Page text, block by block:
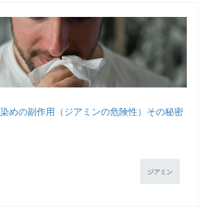
めの副作用（ジアミンの危険性）その秘密
ジアミン